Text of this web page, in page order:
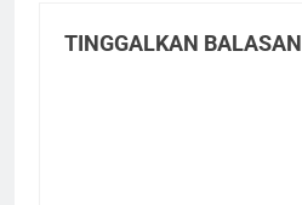
TINGGALKAN BALASAN